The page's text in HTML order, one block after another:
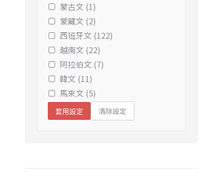
蒙古文 (1)
蒙藏文 (2)
西班牙文 (122)
越南文 (22)
阿拉伯文 (7)
韓文 (11)
馬來文 (5)
套用設定 清除設定